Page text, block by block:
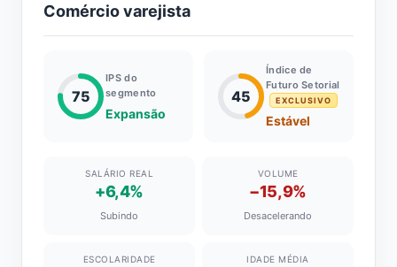
Comércio varejista
75
IPS do
segmento
Expansão
45
Índice de
Futuro Setorial
EXCLUSIVO
Estável
SALÁRIO REAL
+6,4%
Subindo
VOLUME
−15,9%
Desacelerando
ESCOLARIDADE IDADE MÉDIA